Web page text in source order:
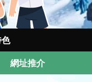
網址推介